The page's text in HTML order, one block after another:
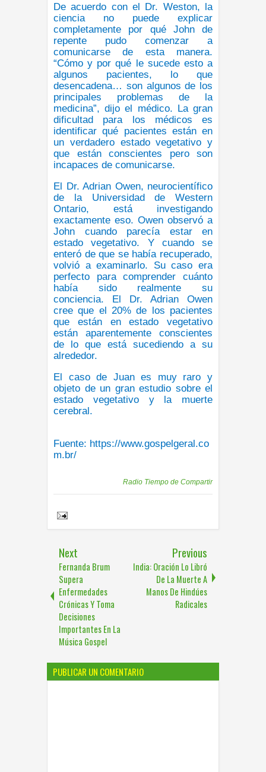
De acuerdo con el Dr. Weston, la
ciencia no puede explicar
completamente por qué John de
repente pudo comenzar a
comunicarse de esta manera.
“Cómo y por qué le sucede esto a
algunos pacientes, lo que
desencadena… son algunos de los
principales problemas de la
medicina”, dijo el médico. La gran
dificultad para los médicos es
identificar qué pacientes están en
un verdadero estado vegetativo y
que están conscientes pero son
incapaces de comunicarse.
El Dr. Adrian Owen, neurocientífico
de la Universidad de Western
Ontario, está investigando
exactamente eso. Owen observó a
John cuando parecía estar en
estado vegetativo. Y cuando se
enteró de que se había recuperado,
volvió a examinarlo. Su caso era
perfecto para comprender cuánto
había sido realmente su
conciencia. El Dr. Adrian Owen
cree que el 20% de los pacientes
que están en estado vegetativo
están aparentemente conscientes
de lo que está sucediendo a su
alrededor.
El caso de Juan es muy raro y
objeto de un gran estudio sobre el
estado vegetativo y la muerte
cerebral.
Fuente: https://www.gospelgeral.co
m.br/
Radio Tiempo de Compartir
Next
Fernanda Brum
Supera
Enfermedades
Crónicas Y Toma
Decisiones
Importantes En La
Música Gospel
Previous
India: Oración Lo Libró
De La Muerte A
Manos De Hindúes
Radicales
PUBLICAR UN COMENTARIO